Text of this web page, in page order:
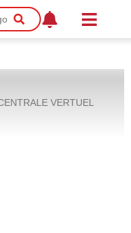
VERTUEL